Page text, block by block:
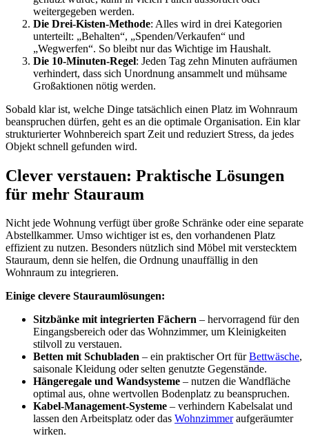
weitergegeben werden.
Die Drei-Kisten-Methode: Alles wird in drei Kategorien
unterteilt: „Behalten“, „Spenden/Verkaufen“ und
„Wegwerfen“. So bleibt nur das Wichtige im Haushalt.
Die 10-Minuten-Regel: Jeden Tag zehn Minuten aufräumen
verhindert, dass sich Unordnung ansammelt und mühsame
Großaktionen nötig werden.
Sobald klar ist, welche Dinge tatsächlich einen Platz im Wohnraum
beanspruchen dürfen, geht es an die optimale Organisation. Ein klar
strukturierter Wohnbereich spart Zeit und reduziert Stress, da jedes
Objekt schnell gefunden wird.
Clever verstauen: Praktische Lösungen
für mehr Stauraum
Nicht jede Wohnung verfügt über große Schränke oder eine separate
Abstellkammer. Umso wichtiger ist es, den vorhandenen Platz
effizient zu nutzen. Besonders nützlich sind Möbel mit verstecktem
Stauraum, denn sie helfen, die Ordnung unauffällig in den
Wohnraum zu integrieren.
Einige clevere Stauraumlösungen:
Sitzbänke mit integrierten Fächern – hervorragend für den
Eingangsbereich oder das Wohnzimmer, um Kleinigkeiten
stilvoll zu verstauen.
Betten mit Schubladen – ein praktischer Ort fürBettwäsche,
saisonale Kleidung oder selten genutzte Gegenstände.
Hängeregale und Wandsysteme – nutzen die Wandfläche
optimal aus, ohne wertvollen Bodenplatz zu beanspruchen.
Kabel-Management-Systeme – verhindern Kabelsalat und
lassen den Arbeitsplatz oder das Wohnzimmeraufgeräumter
wirken.